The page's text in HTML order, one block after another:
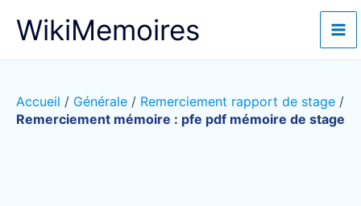
WikiMemoires
Accueil / Générale / Remerciement rapport de stage /
Remerciement mémoire : pfe pdf mémoire de stage